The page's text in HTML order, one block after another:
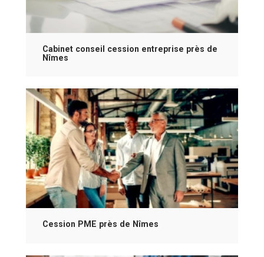
Cabinet conseil cession entreprise près de
Nîmes
Cession PME près de Nîmes